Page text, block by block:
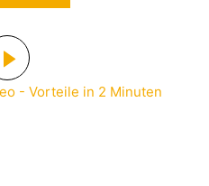
- Vorteile in 2 Minuten